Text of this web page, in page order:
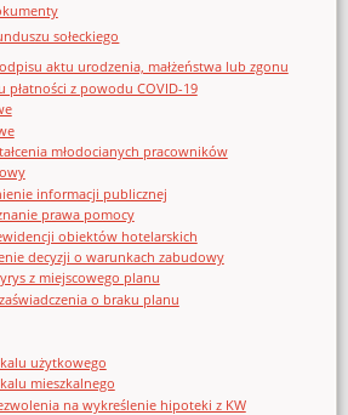
sołeckiego
aktu urodzenia, małżeństwa lub zgonu
płatności z powodu COVID-19
młodocianych pracowników
informacji publicznej
prawa pomocy
obiektów hotelarskich
decyzji o warunkach zabudowy
z miejscowego planu
o braku planu
użytkowego
mieszkalnego
na wykreślenie hipoteki z KW